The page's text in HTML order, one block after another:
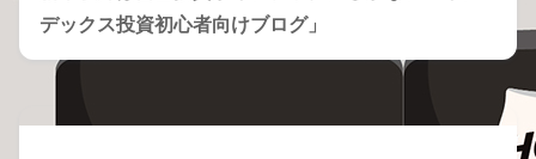
デックス投資初心者向けブログ」